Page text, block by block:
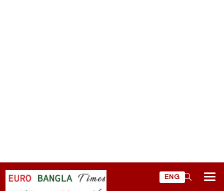
ENG